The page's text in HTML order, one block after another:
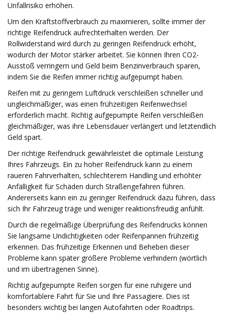
Unfallrisiko erhöhen.
Um den Kraftstoffverbrauch zu maximieren, sollte immer der
richtige Reifendruck aufrechterhalten werden. Der
Rollwiderstand wird durch zu geringen Reifendruck erhöht,
wodurch der Motor stärker arbeitet. Sie können Ihren CO2-
Ausstoß verringern und Geld beim Benzinverbrauch sparen,
indem Sie die Reifen immer richtig aufgepumpt haben.
Reifen mit zu geringem Luftdruck verschleißen schneller und
ungleichmäßiger, was einen frühzeitigen Reifenwechsel
erforderlich macht. Richtig aufgepumpte Reifen verschleißen
gleichmäßiger, was ihre Lebensdauer verlängert und letztendlich
Geld spart.
Der richtige Reifendruck gewährleistet die optimale Leistung
Ihres Fahrzeugs. Ein zu hoher Reifendruck kann zu einem
raueren Fahrverhalten, schlechterem Handling und erhöhter
Anfälligkeit für Schäden durch Straßengefahren führen.
Andererseits kann ein zu geringer Reifendruck dazu führen, dass
sich Ihr Fahrzeug träge und weniger reaktionsfreudig anfühlt.
Durch die regelmäßige Überprüfung des Reifendrucks können
Sie langsame Undichtigkeiten oder Reifenpannen frühzeitig
erkennen. Das frühzeitige Erkennen und Beheben dieser
Probleme kann später größere Probleme verhindern (wörtlich
und im übertragenen Sinne).
Richtig aufgepumpte Reifen sorgen für eine ruhigere und
komfortablere Fahrt für Sie und Ihre Passagiere. Dies ist
besonders wichtig bei langen Autofahrten oder Roadtrips.